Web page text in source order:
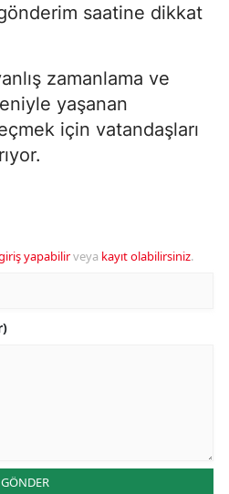
saatine dikkat
zamanlama ve
yaşanan
için vatandaşları
yapabilirveya kayıt olabilirsiniz.
GÖNDER